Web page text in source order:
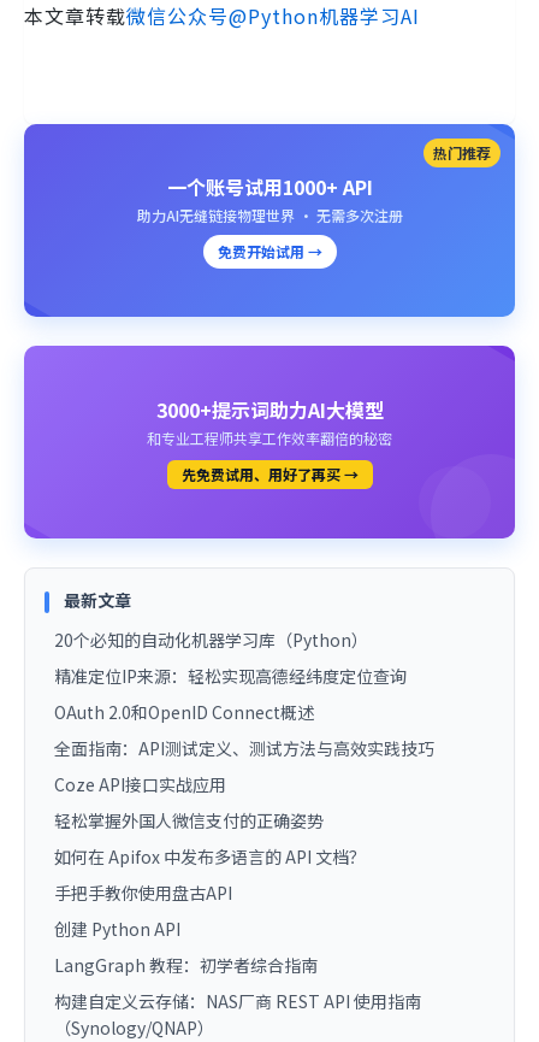
本文章转载微信公众号@Python机器学习AI
热门推荐
一个账号试用1000+ API
助力AI无缝链接物理世界 · 无需多次注册
免费开始试用 →
3000+提示词助力AI大模型
和专业工程师共享工作效率翻倍的秘密
先免费试用、用好了再买 →
最新文章
20个必知的自动化机器学习库（Python）
精准定位IP来源：轻松实现高德经纬度定位查询
OAuth 2.0和OpenID Connect概述
全面指南：API测试定义、测试方法与高效实践技巧
Coze API接口实战应用
轻松掌握外国人微信支付的正确姿势
如何在 Apifox 中发布多语言的 API 文档？
手把手教你使用盘古API
创建 Python API
LangGraph 教程：初学者综合指南
构建自定义云存储：NAS厂商 REST API 使用指南
（Synology/QNAP）